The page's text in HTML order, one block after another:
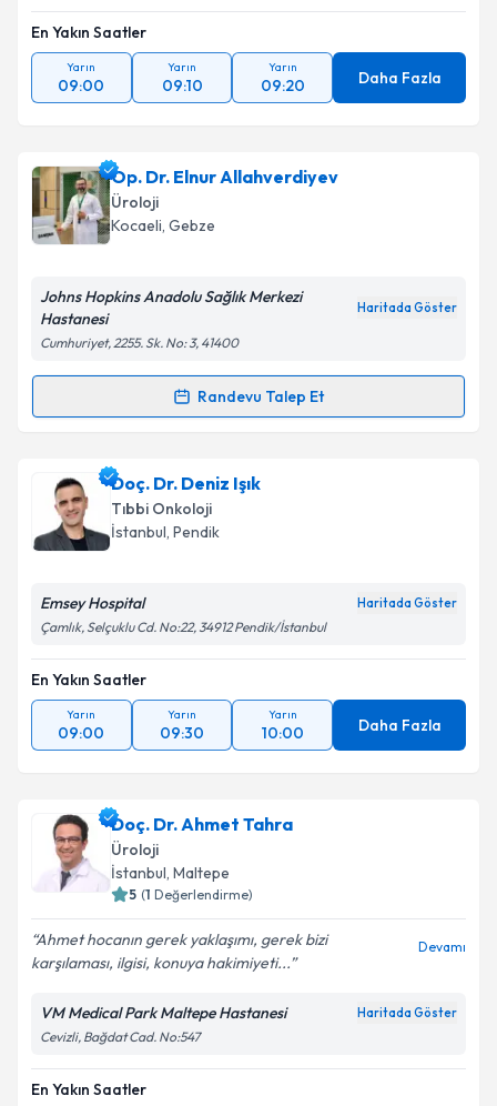
En Yakın Saatler
Yarın
09:00
Yarın
09:10
Yarın
09:20 Daha Fazla
Op. Dr. Elnur Allahverdiyev
Üroloji
Kocaeli, Gebze
Johns Hopkins Anadolu Sağlık Merkezi
Hastanesi
Haritada Göster
Cumhuriyet, 2255. Sk. No: 3, 41400
Randevu Talep Et
Randevu Takvimi Talebi
Op. Dr. Elnur Allahverdiyev
talebi oluşturun. Size bu uzmandan randevu almanız
için bir takvim hazırlandığında e-posta ile
bilgilendireceğiz.
Kişisel verilerimin işlenmesine ilişkinAydınlatma
'ni okudum ve kişisel verilerimin belirtilen
kapsamda işlenmesini kabul ediyorum.
Takvim Talebini Gönder
Doç. Dr. Deniz Işık
Tıbbi Onkoloji
İstanbul, Pendik
Emsey Hospital Haritada Göster
Çamlık, Selçuklu Cd. No:22, 34912 Pendik/İstanbul
En Yakın Saatler
Yarın
09:00
Yarın
09:30
Yarın
10:00 Daha Fazla
Doç. Dr. Ahmet Tahra
Üroloji
İstanbul, Maltepe
5 (1 Değerlendirme)
Ahmet hocanın gerek yaklaşımı, gerek bizi
karşılaması, ilgisi, konuya hakimiyeti...
Devamı
VM Medical Park Maltepe Hastanesi Haritada Göster
Cevizli, Bağdat Cad. No:547
En Yakın Saatler